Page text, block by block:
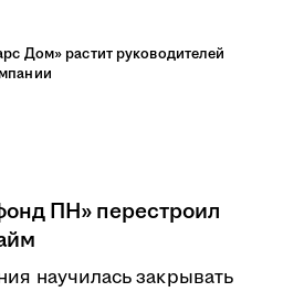
Дом» растит руководителей
ПН» перестроил
научилась закрывать